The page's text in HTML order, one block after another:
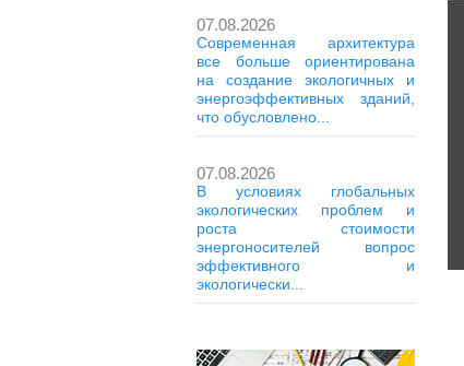
07.08.2026
Современная архитектура
все больше ориентирована
на создание экологичных и
энергоэффективных зданий,
что обусловлено...
07.08.2026
В условиях глобальных
экологических проблем и
роста стоимости
энергоносителей вопрос
эффективного и
экологически...